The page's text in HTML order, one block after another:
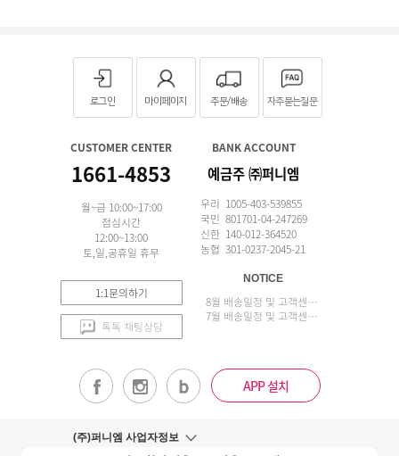
로그인 마이페이지 주문/배송 자주묻는질문
CUSTOMER CENTER
1661-4853
월~금 10:00~17:00
점심시간
12:00~13:00
토,일,공휴일 휴무
1:1문의하기
톡톡 채팅상담
BANK ACCOUNT
예금주 ㈜퍼니엠
우리 1005-403-539855
국민 801701-04-247269
신한 140-012-364520
농협 301-0237-2045-21
NOTICE
8월 배송일정 및 고객센터 업무 안내
7월 배송일정 및 고객센터 업무 안내
APP 설치
(주)퍼니엠 사업자정보